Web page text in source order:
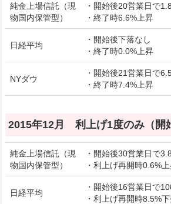
純金上場信託（現
物国内保管型）
・開始後20営業日で
・終了時6.6%上昇
日経平均
・開始後下落なし
・終了時0.0%上昇
NYダウ
・開始後21営業日で
・終了時7.4%上昇
2015年12月 利上げ1度のみ（開
純金上場信託（現
物国内保管型）
・開始後30営業日で
・利上げ再開時0.6%
日経平均
・開始後16営業日で
・利上げ再開時8.5%